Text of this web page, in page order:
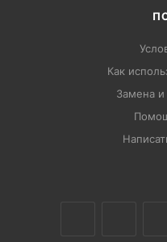
Как
Замена и